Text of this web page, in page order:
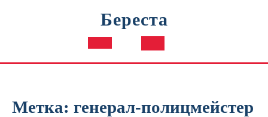
Береста
Кнопка
Метка: генерал-полицмейстер